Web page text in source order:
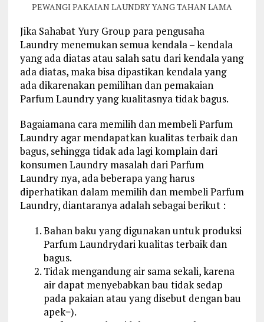
PEWANGI PAKAIAN LAUNDRY YANG TAHAN LAMA
Jika Sahabat Yury Group para pengusaha
Laundry menemukan semua kendala – kendala
yang ada diatas atau salah satu dari kendala yang
ada diatas, maka bisa dipastikan kendala yang
ada dikarenakan pemilihan dan pemakaian
Parfum Laundry yang kualitasnya tidak bagus.
Bagaiamana cara memilih dan membeli Parfum
Laundry agar mendapatkan kualitas terbaik dan
bagus, sehingga tidak ada lagi komplain dari
konsumen Laundry masalah dari Parfum
Laundry nya, ada beberapa yang harus
diperhatikan dalam memilih dan membeli Parfum
Laundry, diantaranya adalah sebagai berikut :
Bahan baku yang digunakan untuk produksi
Parfum Laundrydari kualitas terbaik dan
bagus.
Tidak mengandung air sama sekali, karena
air dapat menyebabkan bau tidak sedap
pada pakaian atau yang disebut dengan bau
apek=).